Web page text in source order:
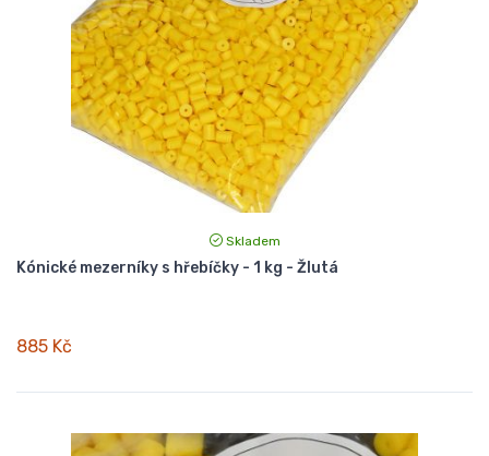
Skladem
Kónické mezerníky s hřebíčky - 1 kg - Žlutá
885 Kč